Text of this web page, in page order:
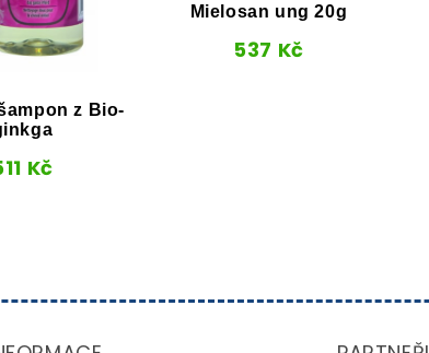
z Bio-
Kč
Mielosan ung 20g
537 Kč